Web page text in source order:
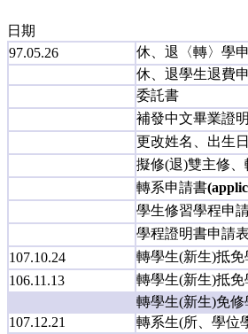
日期
97.05.26
休、退〈轉〉學
休、退學生退費
委託書
補發中文畢業證
更改姓名、出生
擬修(退)雙主修
轉系申請書
學生修習學程申
學程證明書申請表
107.10.24
轉學生(新生)抵
106.11.13
轉學生(新生)抵
轉學生(新生)免
107.12.21
轉系生(所、學位